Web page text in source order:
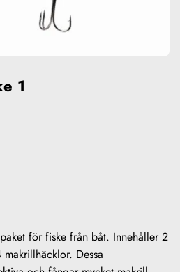
1
för fiske från båt. Innehåller 2
Dessa